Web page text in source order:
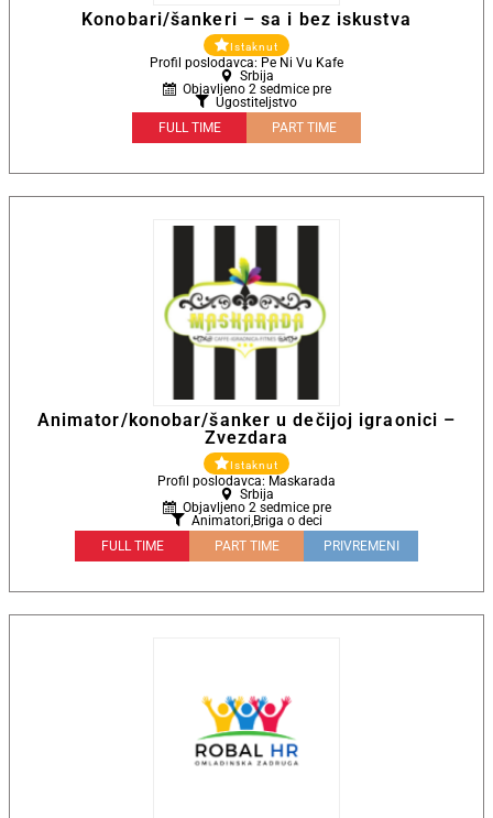
Konobari/šankeri – sa i bez iskustva
Istaknut
Profil poslodavca: Pe Ni Vu Kafe
Srbija
Objavljeno 2 sedmice pre
Ugostiteljstvo
FULL TIME
PART TIME
Animator/konobar/šanker u dečijoj igraonici –
Zvezdara
Istaknut
Profil poslodavca: Maskarada
Srbija
Objavljeno 2 sedmice pre
Animatori,Briga o deci
FULL TIME
PART TIME PRIVREMENI